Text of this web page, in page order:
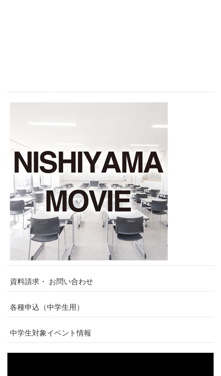
資料請求・ お問い合わせ
各種申込（中学生用）
中学生対象イベント情報